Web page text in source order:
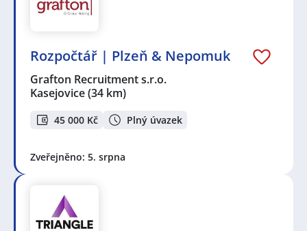
Rozpočtář | Plzeň & Nepomuk
Grafton Recruitment s.r.o.
Kasejovice(34 km)
45 000 Kč Plný úvazek
Zveřejněno: 5. srpna